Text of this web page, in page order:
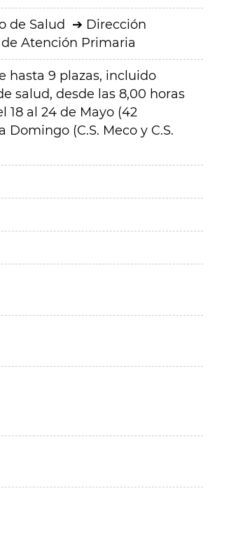
de Salud
Dirección
Atención Primaria
hasta 9 plazas, incluido
salud, desde las 8,00 horas
18 al 24 de Mayo (42
(C.S. Meco y C.S.